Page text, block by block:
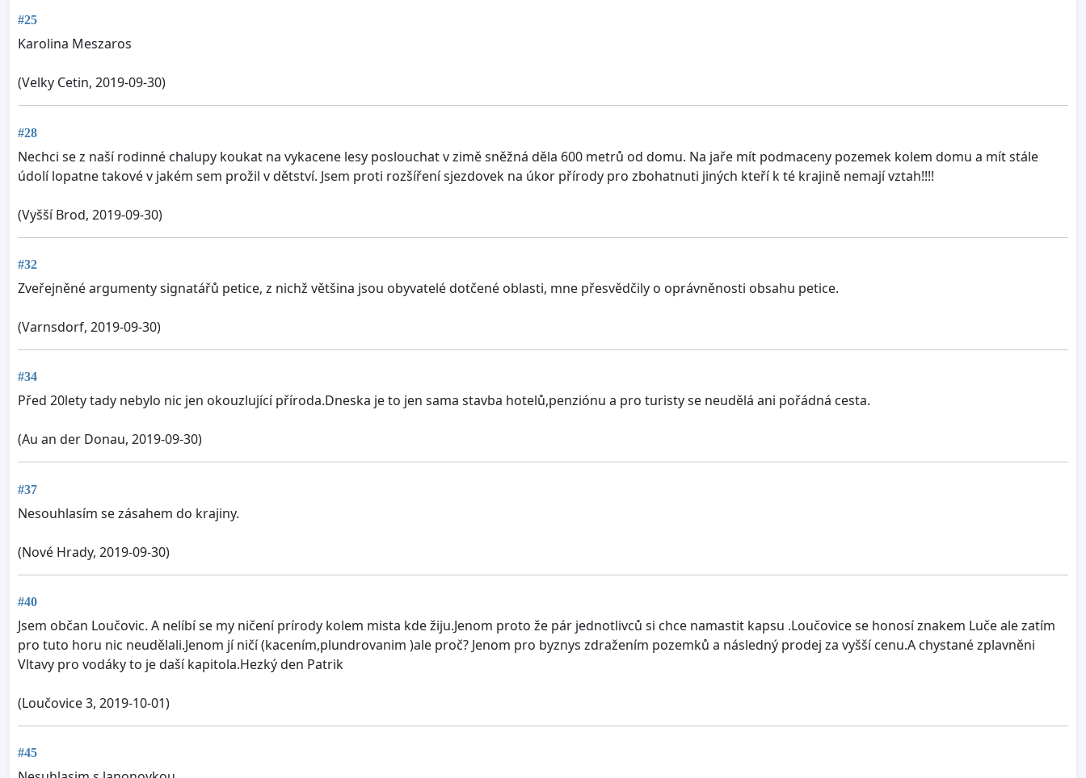
#25
Karolina Meszaros
(Velky Cetin, 2019-09-30)
#28
Nechci se z naší rodinné chalupy koukat na vykacene lesy poslouchat v zimě sněžná děla 600 metrů od domu. Na jaře mít podmaceny pozemek kolem domu a mít stále
údolí lopatne takové v jakém sem prožil v dětství. Jsem proti rozšíření sjezdovek na úkor přírody pro zbohatnuti jiných kteří k té krajině nemají vztah!!!!
(Vyšší Brod, 2019-09-30)
#32
Zveřejněné argumenty signatářů petice, z nichž většina jsou obyvatelé dotčené oblasti, mne přesvědčily o oprávněnosti obsahu petice.
(Varnsdorf, 2019-09-30)
#34
Před 20lety tady nebylo nic jen okouzlující příroda.Dneska je to jen sama stavba hotelů,penziónu a pro turisty se neudělá ani pořádná cesta.
(Au an der Donau, 2019-09-30)
#37
Nesouhlasím se zásahem do krajiny.
(Nové Hrady, 2019-09-30)
#40
Jsem občan Loučovic. A nelíbí se my ničení prírody kolem mista kde žiju.Jenom proto že pár jednotlivců si chce namastit kapsu .Loučovice se honosí znakem Luče ale zatím
pro tuto horu nic neudělali.Jenom jí ničí (kacením,plundrovanim )ale proč? Jenom pro byznys zdražením pozemků a následný prodej za vyšší cenu.A chystané zplavněni
Vltavy pro vodáky to je daší kapitola.Hezký den Patrik
(Loučovice 3, 2019-10-01)
#45